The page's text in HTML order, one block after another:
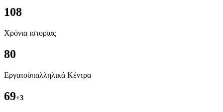
108
Χρόνια ιστορίας
80
Εργατοϋπαλληλικά Κέντρα
69+3